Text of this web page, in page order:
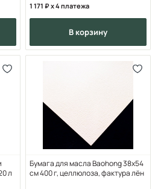
1 171 x 4 платежа
в корзину
л
Бумага для масла Baohong 38х54
см 400 г, целлюлоза, фактура лён